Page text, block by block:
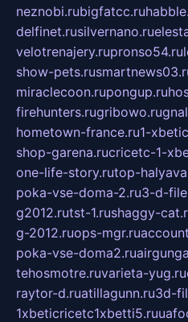
neznobi.rubigfatcc.ru
delfinet.rusilvernano.ru
velotrenajery.rupronso54.ru
show-pets.ru
miraclecoon.rupongup.ru
firehunters.rugribowo.ru
hometown-france.ru1-
shop-garena.rucricetc-1-
one-life-story.rutop-
poka-vse-doma-2.ru3-d-
g2012.rutst-1.rushaggy-
g-2012.ruops-mgr.ru
poka-vse-doma2.ru
tehosmotre.ruvarieta-yug.ru
raytor-d.ruatillagunn.ru3d-
1xbeticricetc1xbetti5.ru